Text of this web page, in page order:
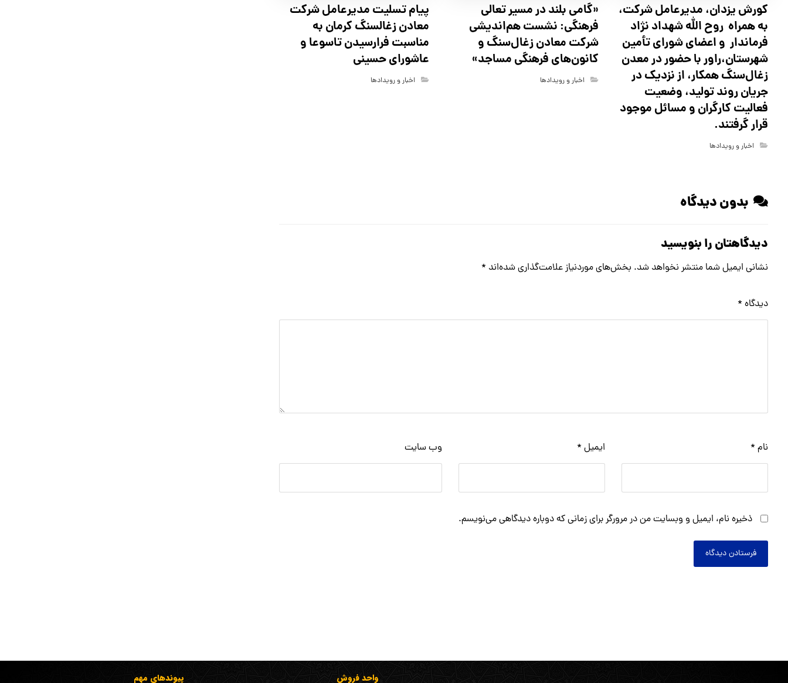
کورش یزدان، مدیرعامل شرکت،
به همراه روح الله شهداد نژاد
فرماندار و اعضای شورای تأ‌مین
شهرستان،راور با حضور در معدن
زغال‌سنگ همکار، از نزدیک در
جریان روند تولید، وضعیت
فعالیت کارگران و مسائل موجود
قرار گرفتند.
اخبار و رویدادها
«گامی بلند در مسیر تعالی
فرهنگی: نشست هم‌اندیشی
شرکت معادن زغال‌سنگ و
کانون‌های فرهنگی مساجد»
اخبار و رویدادها
پیام تسلیت مدیرعامل شرکت
معادن زغالسنگ کرمان به
مناسبت فرارسیدن تاسوعا و
عاشورای حسینی
اخبار و رویدادها
بدون دیدگاه
دیدگاهتان را بنویسید
نشانی ایمیل شما منتشر نخواهد شد. بخش‌های موردنیاز علامت‌گذاری شده‌اند *
دیدگاه *
نام * ایمیل * وب‌ سایت
ذخیره نام، ایمیل و وبسایت من در مرورگر برای زمانی که دوباره دیدگاهی می‌نویسم.
فرستادن دیدگاه
واحد فروش پیوندهای مهم